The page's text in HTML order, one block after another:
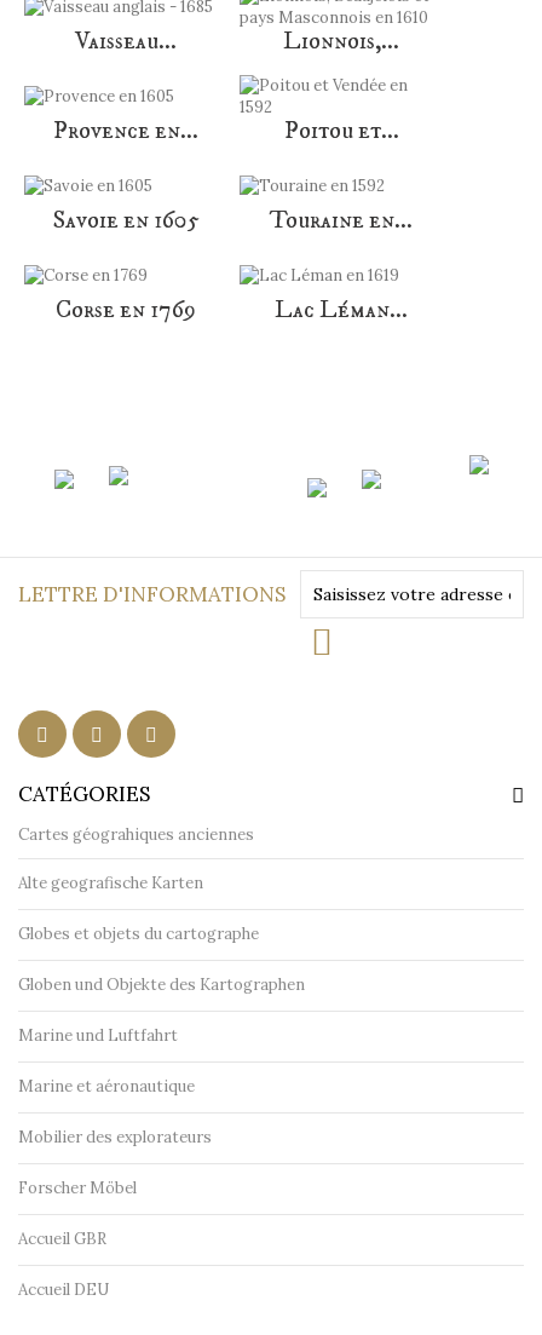
Vaisseau... Lionnois,...
Provence en... Poitou et...
Savoie en 1605 Touraine en...
Corse en 1769 Lac Léman...
LETTRE D'INFORMATIONS
CATÉGORIES
Cartes géograhiques anciennes
Alte geografische Karten
Globes et objets du cartographe
Globen und Objekte des Kartographen
Marine und Luftfahrt
Marine et aéronautique
Mobilier des explorateurs
Forscher Möbel
Accueil GBR
Accueil DEU